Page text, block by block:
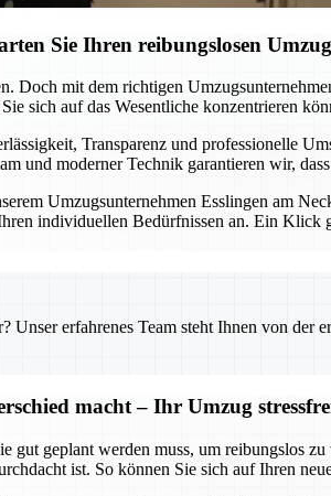
Sie Ihren reibungslosen
mit dem richtigen
sich auf das Wesentliche konzentrieren
Transparenz und professionelle
und moderner Technik garantieren wir,
Umzugsunternehmen Esslingen am
individuellen Bedürfnissen an. Ein
Unser erfahrenes Team steht Ihnen von
macht – Ihr Umzug
gut geplant werden muss, um reibungslos
ist. So können Sie sich auf Ihren